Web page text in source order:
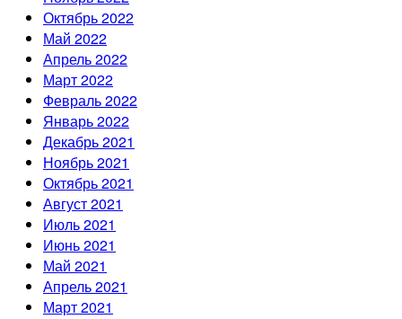
Октябрь 2022
Май 2022
Апрель 2022
Март 2022
Февраль 2022
Январь 2022
Декабрь 2021
Ноябрь 2021
Октябрь 2021
Август 2021
Июль 2021
Июнь 2021
Май 2021
Апрель 2021
Март 2021